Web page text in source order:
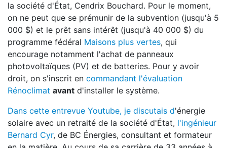
la société d'État, Cendrix Bouchard. Pour le moment,
on ne peut que se prémunir de la subvention (jusqu'à 5
000 $) et le prêt sans intérêt (jusqu'à 40 000 $) du
programme fédéral Maisons plus vertes, qui
encourage notamment l'achat de panneaux
photovoltaïques (PV) et de batteries. Pour y avoir
droit, on s'inscrit en commandant l'évaluation
Rénoclimat avant d'installer le système.
Dans cette entrevue Youtube, je discutais d'énergie
solaire avec un retraité de la société d'État, l'ingénieur
Bernard Cyr, de BC Énergies, consultant et formateur